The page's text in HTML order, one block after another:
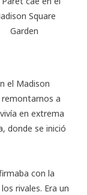
Square
Garden
el Madison
remontarnos a
en extrema
donde se inició
con la
rivales. Era un